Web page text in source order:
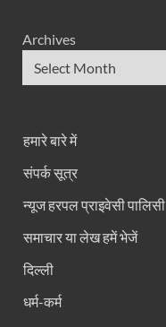
Archives
हमारे बारे में
संपर्क सूत्र
न्यूज हरपल प्राइवेसी पालिसी
समाचार या लेख हमें भेजें
दिल्ली
धर्म-कर्म